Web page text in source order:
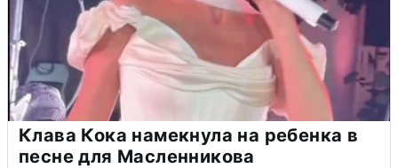
Клава Кока намекнула на ребенка в
песне для Масленникова